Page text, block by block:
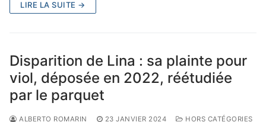
LIRE LA SUITE →
Disparition de Lina : sa plainte pour
viol, déposée en 2022, réétudiée
par le parquet
ALBERTO ROMARIN 23 JANVIER 2024 HORS CATÉGORIES